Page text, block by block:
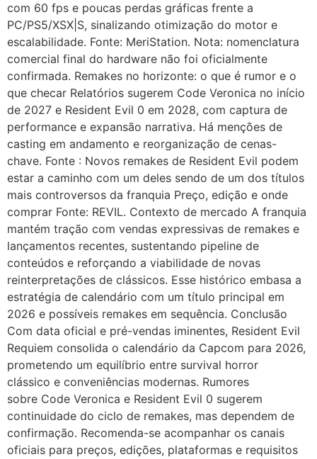
com 60 fps e poucas perdas gráficas frente a
PC/PS5/XSX|S, sinalizando otimização do motor e
escalabilidade. Fonte: MeriStation. Nota: nomenclatura
comercial final do hardware não foi oficialmente
confirmada. Remakes no horizonte: o que é rumor e o
que checar Relatórios sugerem Code Veronica no início
de 2027 e Resident Evil 0 em 2028, com captura de
performance e expansão narrativa. Há menções de
casting em andamento e reorganização de cenas-
chave. Fonte : Novos remakes de Resident Evil podem
estar a caminho com um deles sendo de um dos títulos
mais controversos da franquia Preço, edição e onde
comprar Fonte: REVIL. Contexto de mercado A franquia
mantém tração com vendas expressivas de remakes e
lançamentos recentes, sustentando pipeline de
conteúdos e reforçando a viabilidade de novas
reinterpretações de clássicos. Esse histórico embasa a
estratégia de calendário com um título principal em
2026 e possíveis remakes em sequência. Conclusão
Com data oficial e pré-vendas iminentes, Resident Evil
Requiem consolida o calendário da Capcom para 2026,
prometendo um equilíbrio entre survival horror
clássico e conveniências modernas. Rumores
sobre Code Veronica e Resident Evil 0 sugerem
continuidade do ciclo de remakes, mas dependem de
confirmação. Recomenda-se acompanhar os canais
oficiais para preços, edições, plataformas e requisitos